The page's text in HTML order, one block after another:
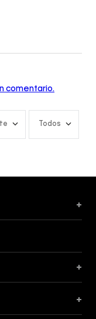
comentario.
Todos
+
+
+